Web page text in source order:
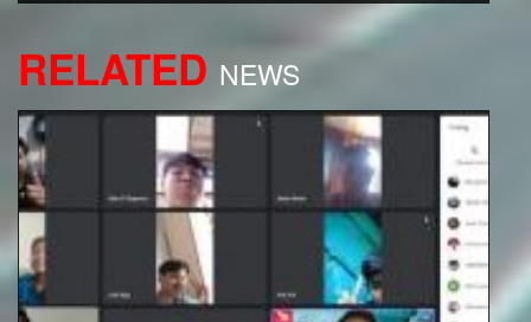
RELATED NEWS